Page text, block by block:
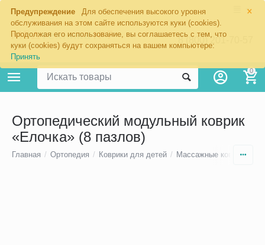
×
Предупреждение
Для обеспечения высокого уровня
обслуживания на этом сайте используются куки (cookies).
Продолжая его использование, вы соглашаетесь с тем, что
куки (cookies) будут сохраняться на вашем компьютере:
Принять
8 (800) 201-70-57
0
Ортопедический модульный коврик
«Елочка» (8 пазлов)
Главная / Ортопедия / Коврики для детей / Массажные коврики